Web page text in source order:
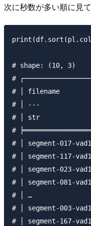
次に秒数が多い順に見て
# shape: (10, 3)
#
# │ filename
# │ ---
# │ str
#
# │ segment-017-
# │ segment-117-
# │ segment-023-
# │ segment-081-
# │ …
# │ segment-003-
# │ segment-167-